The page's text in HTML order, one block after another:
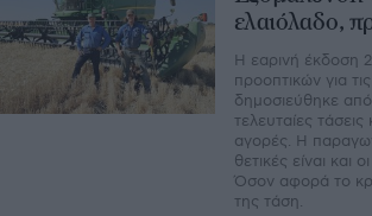
ελαιόλαδο,
Η εαρινή έκδοση
προοπτικών για
δημοσιεύθηκε
τελευταίες
αγορές. Η
θετικές είναι και
Όσον αφορά το
της τάση.